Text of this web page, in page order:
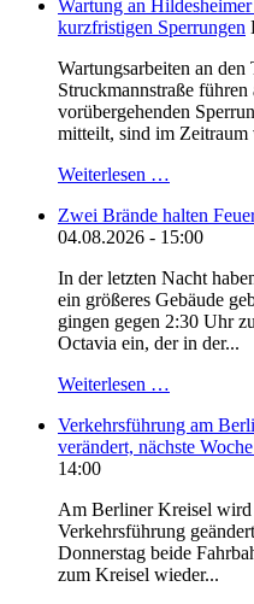
Wartung an
kurzfristigen Sperrungen
Wartungsarbeiten an den
Struckmannstraße
vorübergehenden
mitteilt, sind im Zeitraum
Weiterlesen …
Zwei Brände halten
04.08.2026 - 15:00
In der letzten Nacht
ein größeres Gebäude
gingen gegen 2:30 Uhr
Octavia ein, der in der...
Weiterlesen …
Verkehrsführung am
verändert, nächste
14:00
Am Berliner Kreisel
Verkehrsführung
Donnerstag beide
zum Kreisel wieder...